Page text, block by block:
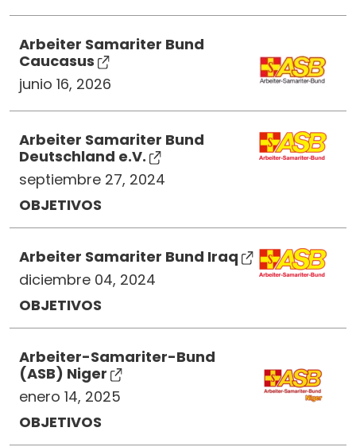
Arbeiter Samariter Bund
Caucasus
junio 16, 2026
Arbeiter Samariter Bund
Deutschland e.V.
septiembre 27, 2024
OBJETIVOS
Arbeiter Samariter Bund Iraq
diciembre 04, 2024
OBJETIVOS
Arbeiter-Samariter-Bund
(ASB) Niger
enero 14, 2025
OBJETIVOS